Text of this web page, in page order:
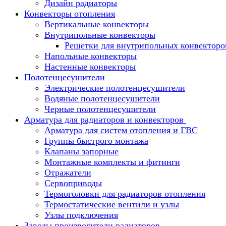
Дизайн радиаторы
Конвекторы отопления
Вертикальные конвекторы
Внутрипольные конвекторы
Решетки для внутрипольных
Напольные конвекторы
Настенные конвекторы
Полотенцесушители
Электрические полотенцесушители
Водяные полотенцесушители
Черные полотенцесушители
Арматура для радиаторов и конвекторов
Арматура для систем отопления и ГВС
Группы быстрого монтажа
Клапаны запорные
Монтажные комплекты и фитинги
Отражатели
Сервоприводы
Термоголовки для радиаторов отопления
Термостатические вентили и узлы
Узлы подключения